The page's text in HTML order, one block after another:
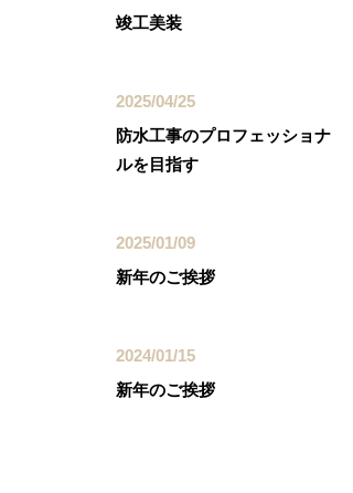
竣工美装
2025/04/25
防水工事のプロフェッショナ
ルを目指す
2025/01/09
新年のご挨拶
2024/01/15
新年のご挨拶